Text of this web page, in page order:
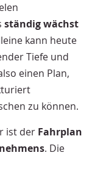
ständig wächst
kann heute
Tiefe und
einen Plan,
zu können.
ist der Fahrplan
. Die